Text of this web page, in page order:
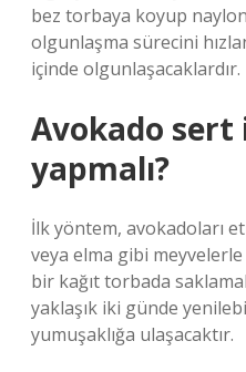
bez torbaya koyup
olgunlaşma sürecini
içinde olgunlaşacaklardır.
Avokado sert
yapmalı?
İlk yöntem, avokadoları
veya elma gibi
bir kağıt torbada
yaklaşık iki günde
yumuşaklığa ulaşacaktır.